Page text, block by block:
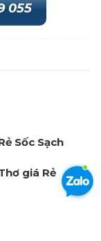
055
Sốc Sạch
giá Rẻ